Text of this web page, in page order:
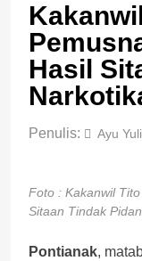
Hasil
Penulis: Ayu
Foto : Kakanwil
Sitaan Tindak
Pontianak,